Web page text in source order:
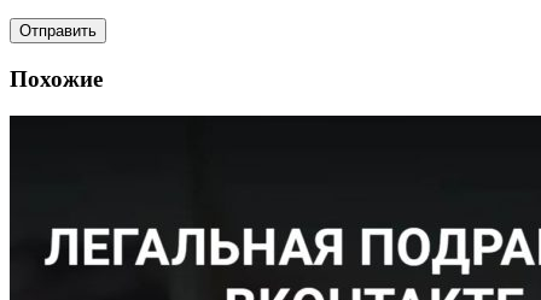
Похожие